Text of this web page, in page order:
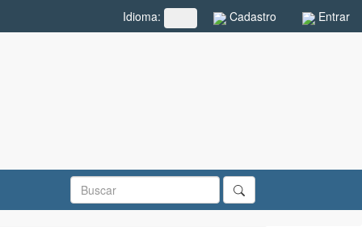
Cadastro Entrar
Idioma: ##plugins.themes.rcf.language.toggle##